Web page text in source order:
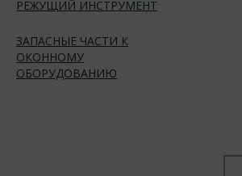
РЕЖУЩИЙ ИНСТРУМЕНТ
ЗАПАСНЫЕ ЧАСТИ К
ОКОННОМУ
ОБОРУДОВАНИЮ